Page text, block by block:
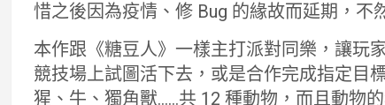
惜之後因為疫情、修 Bug 的緣故而延期，不
本作跟《糖豆人》一樣主打派對同樂，讓玩
競技場上試圖活下去，或是合作完成指定目
猩、牛、獨角獸……共 12 種動物，而且動物